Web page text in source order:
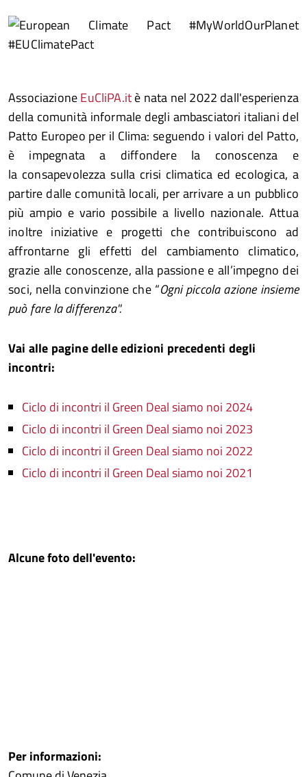
AssociazioneEuCliPA.itè nata nel 2022 dall'esperienza
della comunità informale degli ambasciatori italiani del
Patto Europeo per il Clima: seguendo i valori del Patto,
è impegnata a diffondere la conoscenza e
la consapevolezza sulla crisi climatica ed ecologica, a
partire dalle comunità locali, per arrivare a un pubblico
più ampio e vario possibile a livello nazionale. Attua
inoltre iniziative e progetti che contribuiscono ad
affrontarne gli effetti del cambiamento climatico,
grazie alle conoscenze, alla passione e all’impegno dei
soci, nella convinzione che “Ogni piccola azione insieme
può fare la differenza''.
Vai alle pagine delle edizioni precedenti degli
incontri:
Ciclo di incontri il Green Deal siamo noi 2024
Ciclo di incontri il Green Deal siamo noi 2023
Ciclo di incontri il Green Deal siamo noi 2022
Ciclo di incontri il Green Deal siamo noi 2021
Alcune foto dell'evento:
Per informazioni: